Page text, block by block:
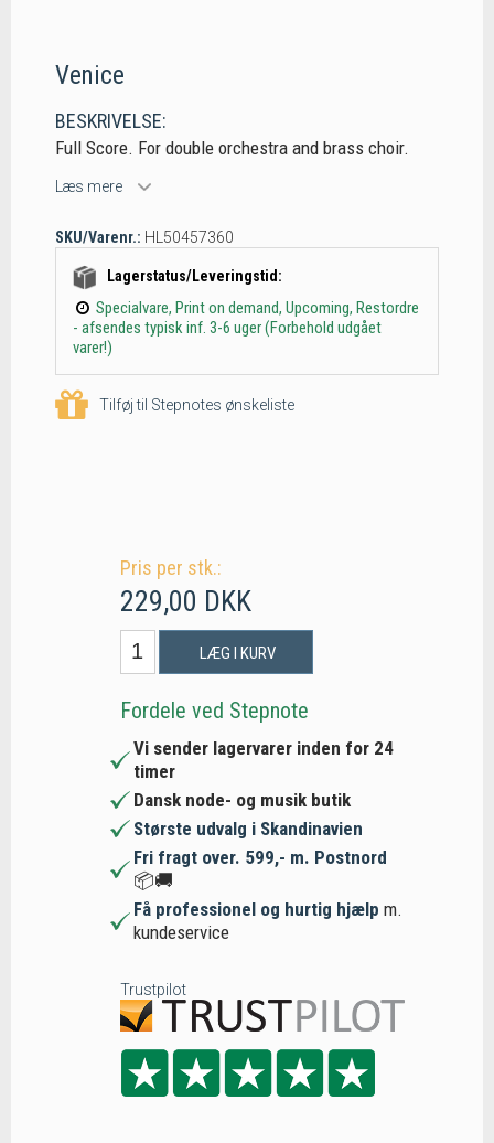
Venice
BESKRIVELSE:
Full Score. For double orchestra and brass choir.
Læs mere
SKU/Varenr.: HL50457360
Lagerstatus/Leveringstid:
Specialvare, Print on demand, Upcoming, Restordre
- afsendes typisk inf. 3-6 uger (Forbehold udgået
varer!)
Tilføj til Stepnotes ønskeliste
Pris per stk.:
229,00 DKK
LÆG I KURV
Fordele ved Stepnote
Vi sender lagervarer inden for 24
timer
Dansk node- og musik butik
Største udvalg i Skandinavien
Fri fragt over. 599,- m. Postnord
📦🚚
Få professionel og hurtig hjælp m.
kundeservice
Trustpilot